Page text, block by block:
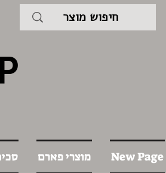
New Page מוצרי פארם